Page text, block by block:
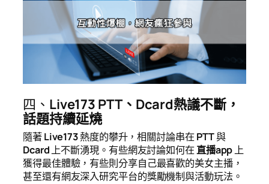
四、 Live173 PTT、Dcard熱議不斷，
話題持續延燒
隨著Live173熱度的攀升，相關討論串在PTT與
Dcard上不斷湧現。有些網友討論如何在直播app上
獲得最佳體驗，有些則分享自己最喜歡的美女主播，
甚至還有網友深入研究平台的獎勵機制與活動玩法。